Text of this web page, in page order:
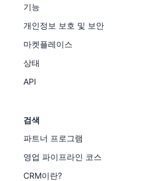
기능
개인정보 보호 및 보안
마켓플레이스
상태
API
검색
파트너 프로그램
영업 파이프라인 코스
CRM이란?